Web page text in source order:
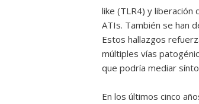
like (TLR4) y
ATIs. También se han
Estos hallazgos
múltiples vías
que podría mediar
En los últimos cinco